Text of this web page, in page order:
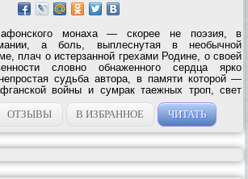
афонского монаха — скорее не поэзия, в
а боль, выплеснутая в необычной
плач о истерзанной грехами Родине, о своей
словно обнаженного сердца ярко
судьба автора, в памяти которой —
войны и сумрак таежных троп, свет
и тихое мерцание оптинских лампад... Сборник
ОТЗЫВЫ В ИЗБРАННОЕ ЧИТАТЬ